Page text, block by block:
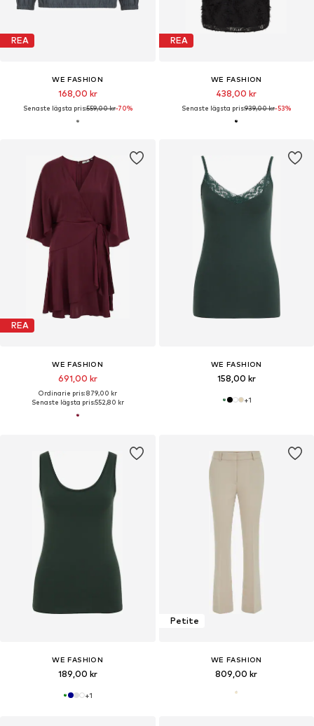
REA
WE FASHION
168,00 kr
Senaste lägsta pris:559,00 kr-70%
REA
WE FASHION
438,00 kr
Senaste lägsta pris:939,00 kr-53%
REA
WE FASHION
691,00 kr
Ordinarie pris: 879,00 kr
Senaste lägsta pris:552,80 kr
WE FASHION
158,00 kr
+1
WE FASHION
189,00 kr
+1
Petite
WE FASHION
809,00 kr